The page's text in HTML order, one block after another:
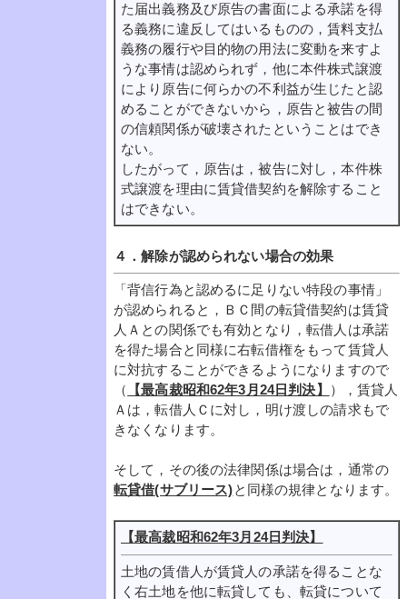
た届出義務及び原告の書面による承諾を得
る義務に違反してはいるものの，賃料支払
義務の履行や目的物の用法に変動を来すよ
うな事情は認められず，他に本件株式譲渡
により原告に何らかの不利益が生じたと認
めることができないから，原告と被告の間
の信頼関係が破壊されたということはでき
ない。
したがって，原告は，被告に対し，本件株
式譲渡を理由に賃貸借契約を解除すること
はできない。
４．解除が認められない場合の効果
「背信行為と認めるに足りない特段の事情」
が認められると，ＢＣ間の転貸借契約は賃貸
人Ａとの関係でも有効となり，転借人は承諾
を得た場合と同様に右転借権をもって賃貸人
に対抗することができるようになりますので
（
【最高裁昭和62年3月24日判決】
），賃貸人
Ａは，転借人Ｃに対し，明け渡しの請求もで
きなくなります。
そして，その後の法律関係は場合は，通常の
転貸借(サブリース)と同様の規律となります。
【最高裁昭和62年3月24日判決】
土地の賃借人が賃貸人の承諾を得ることな
く右土地を他に転貸しても、転貸について